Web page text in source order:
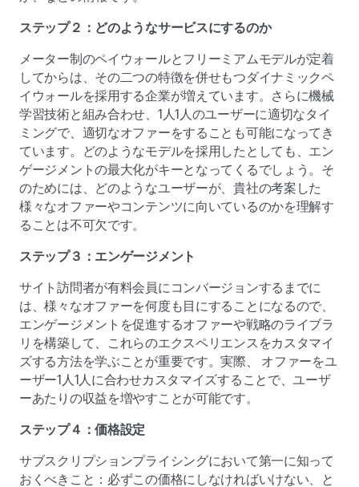
ステップ２：どのようなサービスにするのか
メーター制のペイウォールとフリーミアムモデルが定着
してからは、その二つの特徴を併せもつダイナミックペ
イウォールを採用する企業が増えています。さらに機械
学習技術と組み合わせ、1人1人のユーザーに適切なタイ
ミングで、適切なオファーをすることも可能になってき
ています。どのようなモデルを採用したとしても、エン
ゲージメントの最大化がキーとなってくるでしょう。そ
のためには、どのようなユーザーが、貴社の考案した
様々なオファーやコンテンツに向いているのかを理解す
ることは不可欠です。
ステップ３：エンゲージメント
サイト訪問者が有料会員にコンバージョンするまでに
は、様々なオファーを何度も目にすることになるので、
エンゲージメントを促進するオファーや戦略のライブラ
リを構築して、これらのエクスペリエンスをカスタマイ
ズする方法を学ぶことが重要です。実際、 オファーをユ
ーザー1人1人に合わせカスタマイズすることで、ユーザ
ーあたりの収益を増やすことが可能です。
ステップ４：価格設定
サブスクリプションプライシングにおいて第一に知って
おくべきこと：必ずこの価格にしなければいけない、と